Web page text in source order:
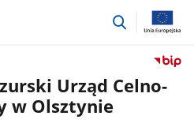
przejdź
Urząd Celno-
w Olsztynie